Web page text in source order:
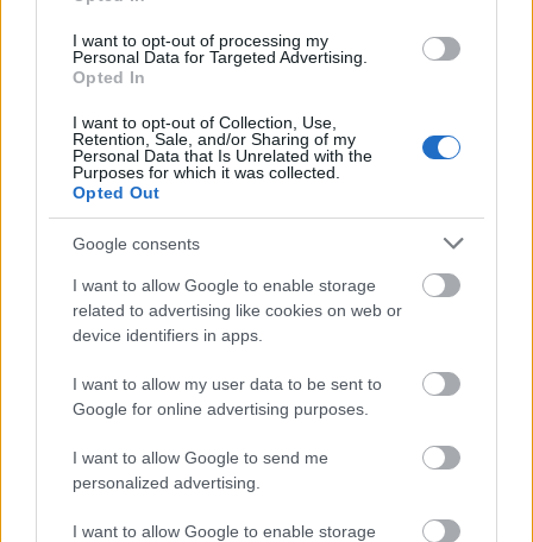
I want to opt-out of processing my
Personal Data for Targeted Advertising.
Opted In
I want to opt-out of Collection, Use,
Retention, Sale, and/or Sharing of my
Personal Data that Is Unrelated with the
Purposes for which it was collected.
Opted Out
Google consents
I want to allow Google to enable storage
related to advertising like cookies on web or
device identifiers in apps.
I want to allow my user data to be sent to
Google for online advertising purposes.
I want to allow Google to send me
personalized advertising.
I want to allow Google to enable storage
Διαβάζονται αυτή τη στιγμή
Ο Τραμπ αναδημοσίευσε συνέντευξη του
Νοεμβρίου για περισσότερες από 400
επιχειρήσεις
τολμήσουμε τα «καθαρά χωράφια» και
μεταρρύθμιση της γης στην Ελλάδα